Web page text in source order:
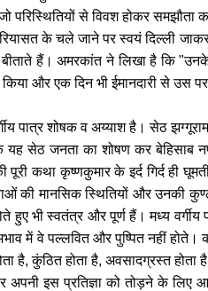
परिस्थितियों से विवश होकर
रियासत के चले जाने पर स्वयं
हैं। अमरकांत ने लिखा है कि
किया और एक दिन भी ईमानदारी से उस
पात्र शोषक व अय्याश है। सेठ
यह सेठ जनता का शोषण कर बेहिसाब
पूरी कथा कृष्णकुमार के इर्द गिर्द
की मानसिक स्थितियों और उनकी
हुए भी स्वतंत्र और पूर्ण हैं। मध्य
में वे पल्लवित और पुष्पित नहीं
है, कुंठित होता है, अवसादग्रस्त
अपनी इस प्रतिज्ञा को तोड़ने के लिए